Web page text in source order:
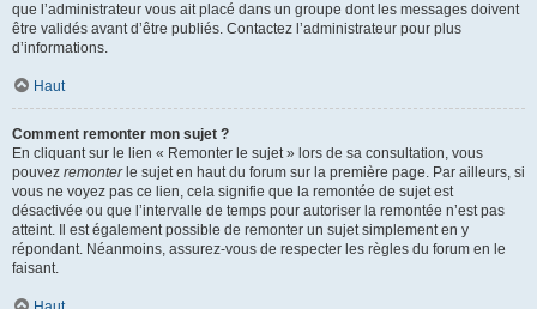
que l’administrateur vous ait placé dans un groupe dont les messages doivent
être validés avant d’être publiés. Contactez l’administrateur pour plus
d’informations.
Haut
Comment remonter mon sujet ?
En cliquant sur le lien « Remonter le sujet » lors de sa consultation, vous
pouvez remonterle sujet en haut du forum sur la première page. Par ailleurs, si
vous ne voyez pas ce lien, cela signifie que la remontée de sujet est
désactivée ou que l’intervalle de temps pour autoriser la remontée n’est pas
atteint. Il est également possible de remonter un sujet simplement en y
répondant. Néanmoins, assurez-vous de respecter les règles du forum en le
faisant.